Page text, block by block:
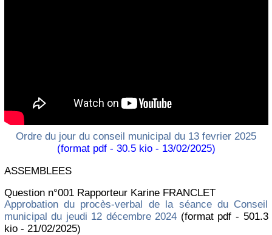
Ordre du jour du conseil municipal du 13 fevrier 2025
(format pdf - 30.5 kio - 13/02/2025)
ASSEMBLEES
Question n°001 Rapporteur Karine FRANCLET
Approbation du procès-verbal de la séance du Conseil
municipal du jeudi 12 décembre 2024 (format pdf - 501.3
kio - 21/02/2025)